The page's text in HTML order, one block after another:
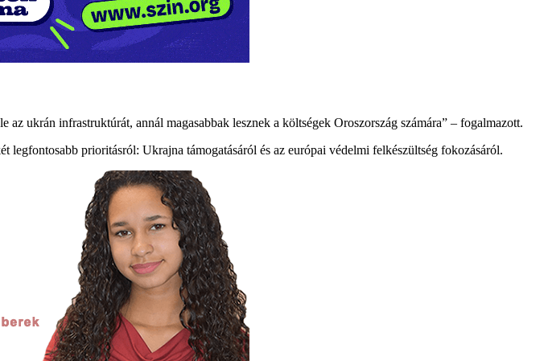
ukrán infrastruktúrát, annál magasabbak lesznek a költségek Oroszország számára” – fogalmazott.
prioritásról: Ukrajna támogatásáról és az európai védelmi felkészültség fokozásáról.